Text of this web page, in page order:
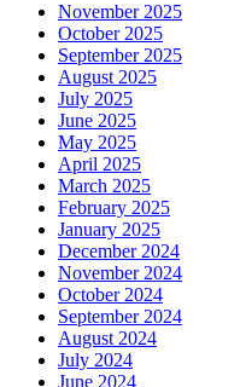
November 2025
October 2025
September 2025
August 2025
July 2025
June 2025
May 2025
April 2025
March 2025
February 2025
January 2025
December 2024
November 2024
October 2024
September 2024
August 2024
July 2024
June 2024